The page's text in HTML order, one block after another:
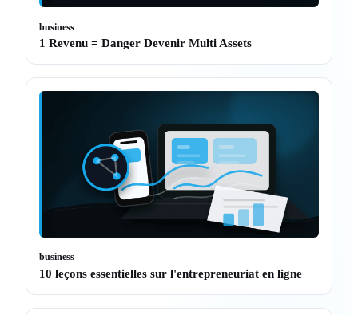
business
1 Revenu = Danger Devenir Multi Assets
business
10 leçons essentielles sur l'entrepreneuriat en ligne